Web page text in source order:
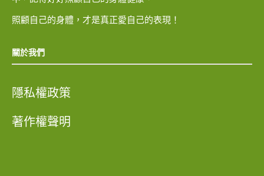
照顧自己的身體，才是真正愛自己的表現！
關於我們
隱私權政策
著作權聲明